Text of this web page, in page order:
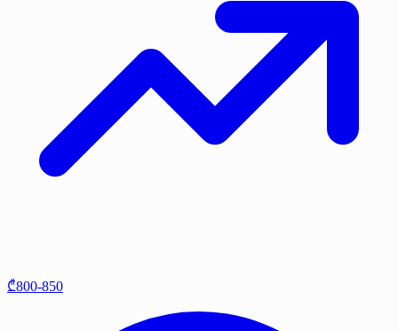
₾800-850